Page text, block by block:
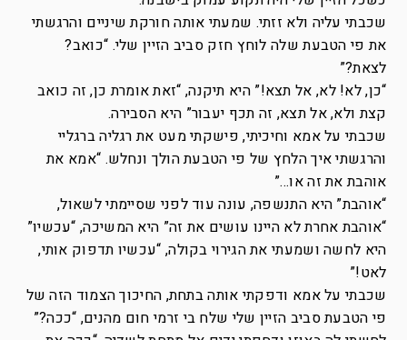
שכבתי עליה ולא זזתי. שמעתי אותה חורקת שיניים והרגשתי
את פי הטבעת שלה לוחץ חזק סביב הזיין שלי. “כואב?
לצאת?”
“כן, לא! לא, אל תצא!” היא תיקנה, “זאת אומרת כן, זה כואב
קצת ולא, אל תצא, זה תכף יעבור” היא הסבירה.
שכבתי על אמא וחיכיתי, פישקתי מעט את רגליה ברגליי
והרגשתי איך הלחץ של פי הטבעת הולך ונחלש. “אמא את
אוהבת את זה או…”
“אוהבת” היא התנשפה, עונה עוד לפני שסיימתי לשאול,
“אוהבת אחרת לא היינו עושים את זה” היא המשיכה, “עכשיו”
היא לחשה ושמעתי את הגירוי בקולה, “עכשיו תדפוק אותי,
לאט!”
שכבתי על אמא ודפקתי אותה בתחת, החיכוך הצמוד הזה של
פי הטבעת סביב הזיין שלי שלח בי זרמי חום מהנים, “ככה?”